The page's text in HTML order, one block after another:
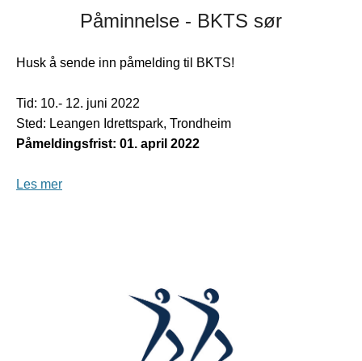
Påminnelse - BKTS sør
Husk å sende inn påmelding til BKTS!
Tid: 10.- 12. juni 2022
Sted: Leangen Idrettspark, Trondheim
Påmeldingsfrist: 01. april 2022
Les mer